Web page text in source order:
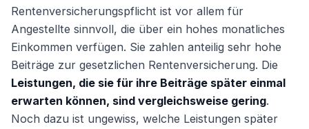
Rentenversicherungspflicht ist vor allem für
Angestellte sinnvoll, die über ein hohes monatliches
Einkommen verfügen. Sie zahlen anteilig sehr hohe
Beiträge zur gesetzlichen Rentenversicherung. Die
Leistungen, die sie für ihre Beiträge später einmal
erwarten können, sind vergleichsweise gering.
Noch dazu ist ungewiss, welche Leistungen später